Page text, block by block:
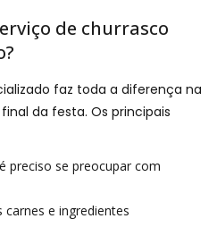
de churrasco
faz toda a diferença na
da festa. Os principais